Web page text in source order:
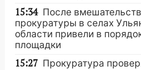
15:34 После
прокуратуры в селах
области привели в
площадки
15:27 Прокуратура